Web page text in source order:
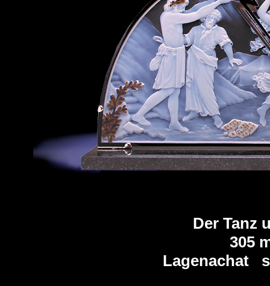
Der Tanz
305
Lagenachat